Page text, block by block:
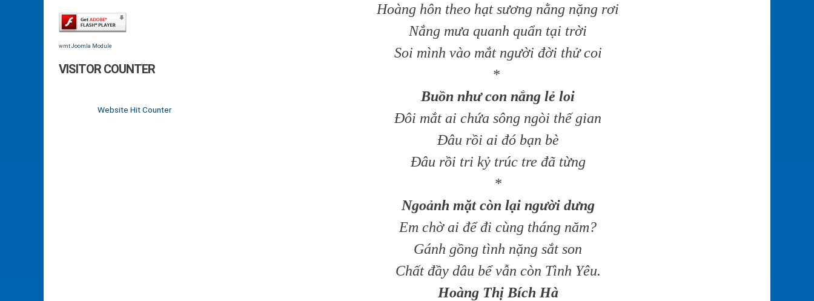
wmt Joomla Module
VISITOR COUNTER
Website Hit Counter
Hoàng hôn theo hạt sương nằng nặng rơi
Nắng mưa quanh quẩn tại trời
Soi mình vào mắt người đời thử coi
*
Buồn như con nắng lẻ loi
Đôi mắt ai chứa sông ngòi thế gian
Đâu rồi ai đó bạn bè
Đâu rồi tri kỷ trúc tre đã từng
*
Ngoảnh mặt còn lại người dưng
Em chờ ai để đi cùng tháng năm?
Gánh gồng tình nặng sắt son
Chất đầy dâu bể vẫn còn Tình Yêu.
Hoàng Thị Bích Hà